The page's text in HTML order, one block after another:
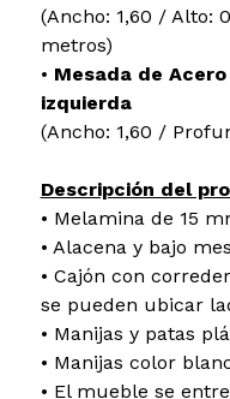
(Ancho: 1,60 / Alto:
metros)
• Mesada de
izquierda
(Ancho: 1,60 /
Descripción del
• Melamina de 15
• Alacena y bajo
• Cajón con
se pueden ubicar
• Manijas y patas
• Manijas color
• El mueble se